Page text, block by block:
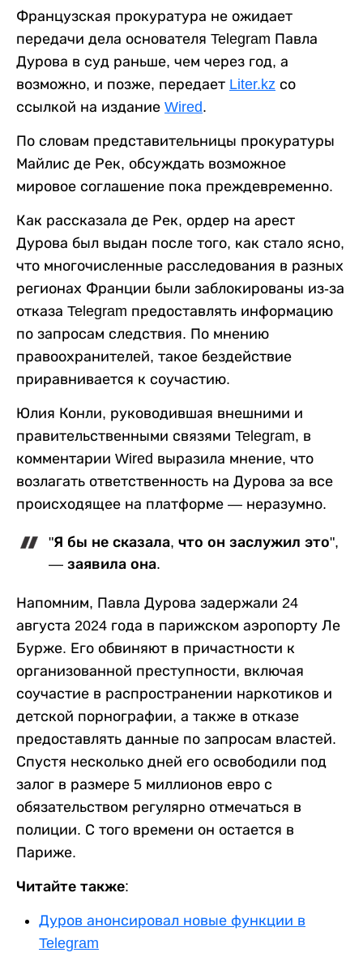
Французская прокуратура не ожидает
передачи дела основателя Telegram Павла
Дурова в суд раньше, чем через год, а
возможно, и позже, передает Liter.kz со
ссылкой на издание Wired.
По словам представительницы прокуратуры
Майлис де Рек, обсуждать возможное
мировое соглашение пока преждевременно.
Как рассказала де Рек, ордер на арест
Дурова был выдан после того, как стало ясно,
что многочисленные расследования в разных
регионах Франции были заблокированы из-за
отказа Telegram предоставлять информацию
по запросам следствия. По мнению
правоохранителей, такое бездействие
приравнивается к соучастию.
Юлия Конли, руководившая внешними и
правительственными связями Telegram, в
комментарии Wired выразила мнение, что
возлагать ответственность на Дурова за все
происходящее на платформе — неразумно.
"Я бы не сказала, что он заслужил это",
— заявила она.
Напомним, Павла Дурова задержали 24
августа 2024 года в парижском аэропорту Ле
Бурже. Его обвиняют в причастности к
организованной преступности, включая
соучастие в распространении наркотиков и
детской порнографии, а также в отказе
предоставлять данные по запросам властей.
Спустя несколько дней его освободили под
залог в размере 5 миллионов евро с
обязательством регулярно отмечаться в
полиции. С того времени он остается в
Париже.
Читайте также:
Дуров анонсировал новые функции в
Telegram